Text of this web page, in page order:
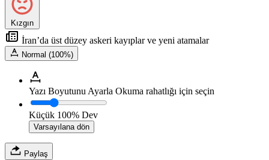
Kızgın
İran’da üst düzey askeri kayıplar ve yeni atamalar
Normal (100%)
Yazı Boyutunu Ayarla Okuma rahatlığı için seçin
Küçük 100% Dev
Varsayılana dön
Paylaş